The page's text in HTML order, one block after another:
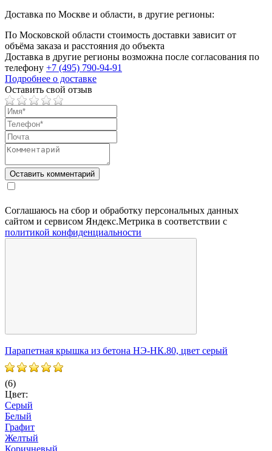
Доставка по Москве и области, в другие регионы:
По Московской области стоимость доставки зависит от
объёма заказа и расстояния до объекта
Доставка в другие регионы возможна после согласования по
телефону +7 (495) 790-94-91
Подробнее о доставке
Оставить свой отзыв
Соглашаюсь на сбор и обработку персональных данных
сайтом и сервисом Яндекс.Метрика в соответствии с
политикой конфиденциальности
Парапетная крышка из бетона НЭ-НК.80, цвет серый
(6)
Цвет:
Серый
Белый
Графит
Желтый